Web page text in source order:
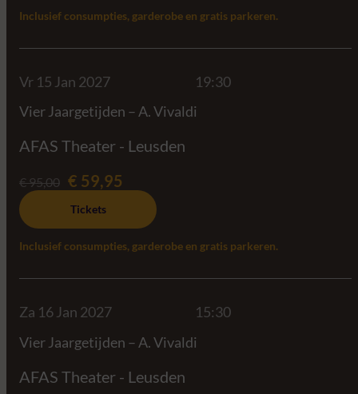
Inclusief consumpties, garderobe en gratis parkeren.
Vr 15 Jan 2027
19:30
Vier Jaargetijden – A. Vivaldi
AFAS Theater - Leusden
€ 95,00 € 59,95
Tickets
Inclusief consumpties, garderobe en gratis parkeren.
Za 16 Jan 2027
15:30
Vier Jaargetijden – A. Vivaldi
AFAS Theater - Leusden